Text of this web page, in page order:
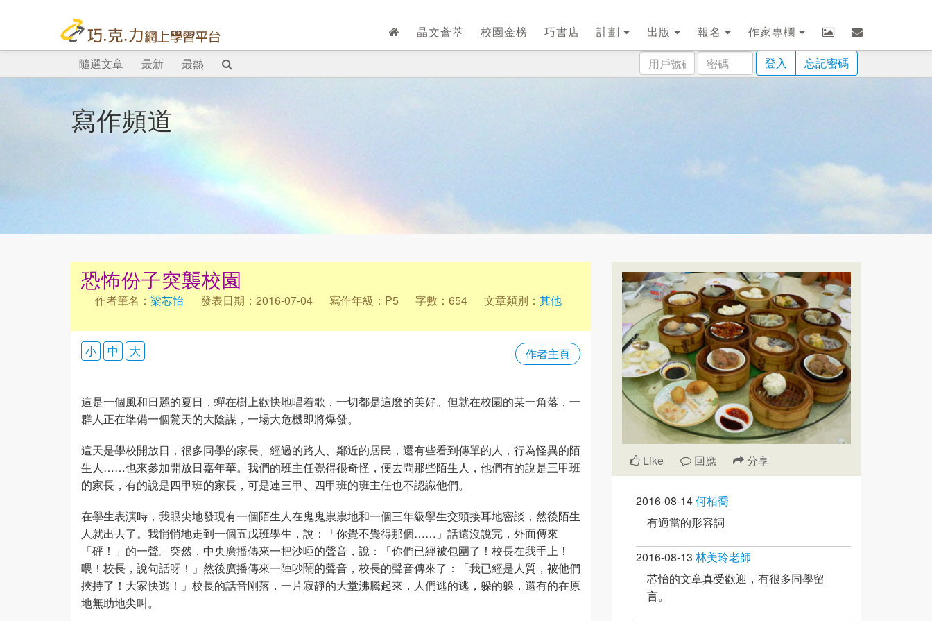
晶文薈萃 校園金榜 巧書店 計劃 出版 報名
作家專欄
用
戶
密
碼
登入 忘記密碼
隨選文章 最新 最熱
寫作頻道
恐怖份子突襲校園
作者筆名： 梁芯怡 發表日期：2016-07-04 寫作年級：P5 字數：654 文章類別： 其他
作者主頁
小 中 大
這是一個風和日麗的夏日，蟬在樹上歡快地唱着歌，一切都是這麼的美好。但就在校園的某一角落，一
群人正在準備一個驚天的大陰謀，一場大危機即將爆發。
這天是學校開放日，很多同學的家長、經過的路人、鄰近的居民，還有些看到傳單的人，行為怪異的陌
生人……也來參加開放日嘉年華。我們的班主任覺得很奇怪，便去問那些陌生人，他們有的說是三甲班
的家長，有的說是四甲班的家長，可是連三甲、四甲班的班主任也不認識他們。
在學生表演時，我眼尖地發現有一個陌生人在鬼鬼祟祟地和一個三年級學生交頭接耳地密談，然後陌生
人就出去了。我悄悄地走到一個五戊班學生，說：「你覺不覺得那個……」話還沒說完，外面傳來
「砰！」的一聲。突然，中央廣播傳來一把沙啞的聲音，說：「你們已經被包圍了！校長在我手上！
喂！校長，說句話呀！」然後廣播傳來一陣吵鬧的聲音，校長的聲音傳來了：「我已經是人質，被他們
挾持了！大家快逃！」校長的話音剛落，一片寂靜的大堂沸騰起來，人們逃的逃，躲的躲，還有的在原
地無助地尖叫。
Like 回應 分享
2016-08-14何栢喬
有適當的形容詞
2016-08-13 林美玲老師
芯怡的文章真受歡迎，有很多同學留
言。